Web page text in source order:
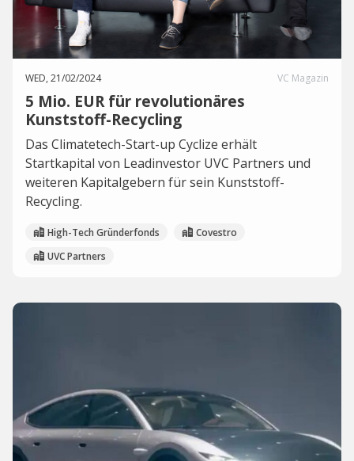
WED, 21/02/2024 VC Magazin
5 Mio. EUR für revolutionäres
Kunststoff-Recycling
Das Climatetech-Start-up Cyclize erhält
Startkapital von Leadinvestor UVC Partners und
weiteren Kapitalgebern für sein Kunststoff-
Recycling.
High-Tech Gründerfonds
Covestro
UVC Partners